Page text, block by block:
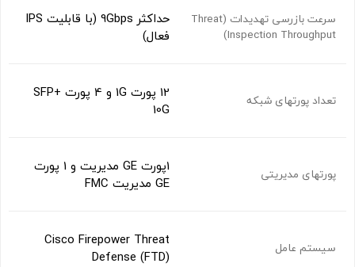
سرعت بازرسی تهدیدات (Threat
Inspection Throughput)
حداکثر 9Gbps (با قابلیت IPS
فعال)
تعداد پورتهای شبکه
12 پورت 1G و 4 پورت SFP+
10G
پورتهای مدیریتی
1پورت GE مدیریت و 1 پورت
GE مدیریت FMC
سیستم عامل
Cisco Firepower Threat
Defense (FTD)